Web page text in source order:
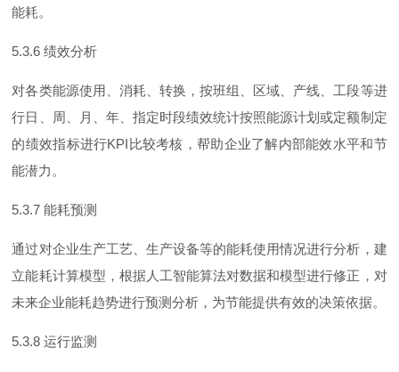
能耗。
5.3.6 绩效分析
对各类能源使用、消耗、转换，按班组、区域、产线、工段等进
行日、周、月、年、指定时段绩效统计按照能源计划或定额制定
的绩效指标进行KPI 比较考核，帮助企业了解内部能效水平和节
能潜力。
5.3.7 能耗预测
通过对企业生产工艺、生产设备等的能耗使用情况进行分析，建
立能耗计算模型，根据人工智能算法对数据和模型进行修正，对
未来企业能耗趋势进行预测分析，为节能提供有效的决策依据。
5.3.8 运行监测